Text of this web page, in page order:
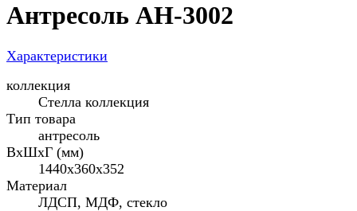
Антресоль АН-3002
Характеристики
коллекция
Стелла коллекция
Тип товара
антресоль
ВхШхГ (мм)
1440x360x352
Материал
ЛДСП, МДФ, стекло